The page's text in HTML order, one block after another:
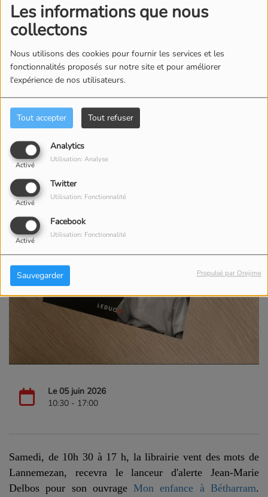
Les informations que nous
collectons
Nous utilisons des cookies pour fournir les services et les
fonctionnalités proposés sur notre site et pour améliorer
l'expérience de nos utilisateurs.
Tout accepter Tout refuser
Analytics
Activé
Utilisation: Analyse
Twitter
Activé
Utilisation: Fonctionnalité
Facebook
Activé
Utilisation: Fonctionnalité
Sauvegarder Propulsé par Orejime
Le 05 juin 2026
10:30 - 17:00
Samedi, de 10h 30 à 17 h, la librairie vent des mots de
Lannemezan, recevra le lanceur d'alerte Jean-Marie
Delbos pour son ouvrageMon enfance à Bétharram.